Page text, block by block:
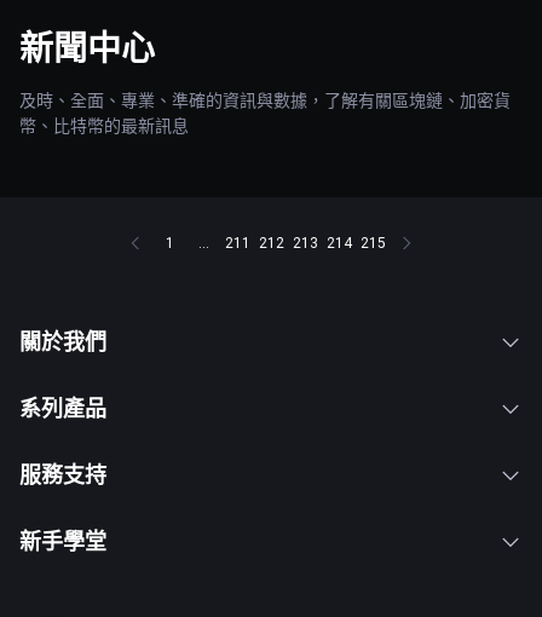
新聞中心
及時、全面、專業、準確的資訊與數據，了解有關區塊鏈、加密貨
幣、比特幣的最新訊息
1 ... 211 212 213 214 215
關於我們
系列產品
服務支持
新手學堂